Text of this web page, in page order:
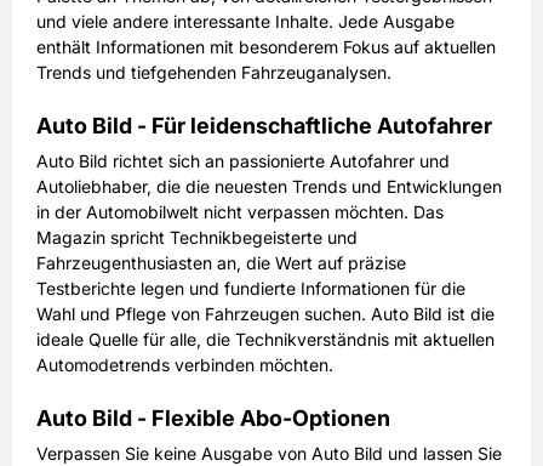
und viele andere interessante Inhalte. Jede Ausgabe
enthält Informationen mit besonderem Fokus auf aktuellen
Trends und tiefgehenden Fahrzeuganalysen.
Auto Bild - Für leidenschaftliche Autofahrer
Auto Bild richtet sich an passionierte Autofahrer und
Autoliebhaber, die die neuesten Trends und Entwicklungen
in der Automobilwelt nicht verpassen möchten. Das
Magazin spricht Technikbegeisterte und
Fahrzeugenthusiasten an, die Wert auf präzise
Testberichte legen und fundierte Informationen für die
Wahl und Pflege von Fahrzeugen suchen. Auto Bild ist die
ideale Quelle für alle, die Technikverständnis mit aktuellen
Automodetrends verbinden möchten.
Auto Bild - Flexible Abo-Optionen
Verpassen Sie keine Ausgabe von Auto Bild und lassen Sie